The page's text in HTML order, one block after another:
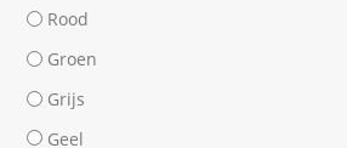
Rood
Groen
Grijs
Geel